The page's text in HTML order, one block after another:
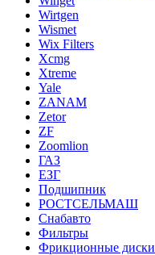
Wirtgen
Wismet
Wix Filters
Xcmg
Xtreme
Yale
ZANAM
Zetor
ZF
Zoomlion
ГАЗ
ЕЗГ
Подшипник
РОСТСЕЛЬМАШ
Снабавто
Фильтры
Фрикционные диски